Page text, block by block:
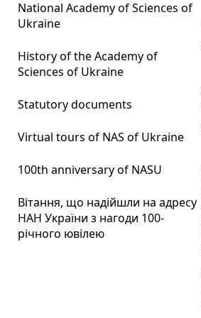
National Academy of Sciences of
Ukraine
History of the Academy of
Sciences of Ukraine
Statutory documents
Virtual tours of NAS of Ukraine
100th anniversary of NASU
Вітання, що надійшли на адресу
НАН України з нагоди 100-
річного ювілею